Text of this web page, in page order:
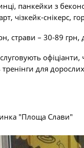
панкейки з
чізкейк-снікерс,
страви – 30-89 грн,
тренінги для
"Площа Слави"